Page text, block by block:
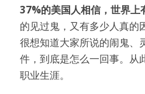
37%的美国人相信，世界上
的见过鬼，又有多少人真的
很想知道大家所说的闹鬼、
件，到底是怎么一回事。从
职业生涯。